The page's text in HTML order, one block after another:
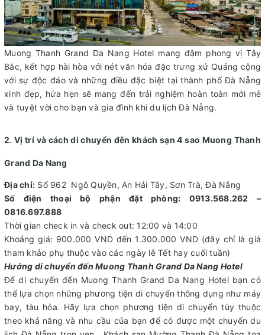
Muong Thanh Grand Da Nang Hotel mang đậm phong vị Tây
Bắc, kết hợp hài hòa với nét văn hóa đặc trưng xứ Quảng cộng
với sự độc đáo và những điều đặc biệt tại thành phố Đà Nẵng
xinh đẹp, hứa hẹn sẽ mang đến trải nghiệm hoàn toàn mới mẻ
và tuyệt vời cho bạn và gia đình khi du lịch Đà Nẵng.
2. Vị trí và cách di chuyển đên khách sạn 4 sao Muong Thanh
Grand Da Nang
Địa chỉ: Số 962 Ngô Quyền, An Hải Tây, Sơn Trà, Đà Nẵng
Số điện thoại bộ phận đặt phòng: 0913.568.262 –
0816.697.888
Thời gian check in và check out: 12:00 và 14:00
Khoảng giá: 900.000 VND đến 1.300.000 VND (đây chỉ là giá
tham khảo phụ thuộc vào các ngày lễ Tết hay cuối tuần)
Hướng di chuyển đến Muong Thanh Grand Da Nang Hotel
Để di chuyển đến Muong Thanh Grand Da Nang Hotel bạn có
thể lựa chọn những phương tiện di chuyển thông dụng như máy
bay, tàu hỏa. Hãy lựa chọn phương tiện di chuyển tùy thuộc
theo khả năng và nhu cầu của bạn để có được một chuyến du